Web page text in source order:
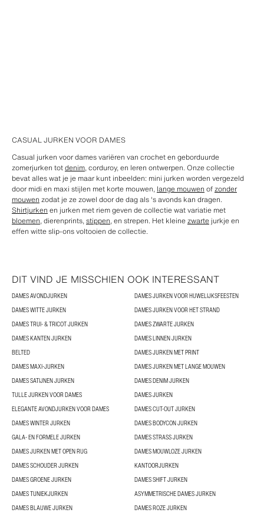
CASUAL JURKEN VOOR DAMES
Casual jurken voor dames variëren van crochet en geborduurde
zomerjurken totdenim, corduroy, en leren ontwerpen. Onze collectie
bevat alles wat je je maar kunt inbeelden: mini jurken worden vergezeld
door midi en maxi stijlen met korte mouwen, lange mouwen ofzonder
mouwen zodat je ze zowel door de dag als 's avonds kan dragen.
Shirtjurken en jurken met riem geven de collectie wat variatie met
bloemen, dierenprints,stippen, en strepen. Het kleinezwarte jurkje en
effen witte slip-ons voltooien de collectie.
DIT VIND JE MISSCHIEN OOK INTERESSANT
DAMES AVONDJURKEN
DAMES JURKEN VOOR HUWELIJKSFEESTEN
DAMES WITTE JURKEN
DAMES JURKEN VOOR HET STRAND
DAMES TRUI- & TRICOT JURKEN
DAMES ZWARTE JURKEN
DAMES KANTEN JURKEN
DAMES LINNEN JURKEN
BELTED
DAMES JURKEN MET PRINT
DAMES MAXI-JURKEN
DAMES JURKEN MET LANGE MOUWEN
DAMES SATIJNEN JURKEN
DAMES DENIM JURKEN
TULLE JURKEN VOOR DAMES
DAMES JURKEN
ELEGANTE AVONDJURKEN VOOR DAMES
DAMES CUT-OUT JURKEN
DAMES WINTER JURKEN
DAMES BODYCON JURKEN
GALA- EN FORMELE JURKEN
DAMES STRASS JURKEN
DAMES JURKEN MET OPEN RUG
DAMES MOUWLOZE JURKEN
DAMES SCHOUDER JURKEN
KANTOORJURKEN
DAMES GROENE JURKEN
DAMES SHIFT JURKEN
DAMES TUNIEKJURKEN
ASYMMETRISCHE DAMES JURKEN
DAMES BLAUWE JURKEN
DAMES ROZE JURKEN